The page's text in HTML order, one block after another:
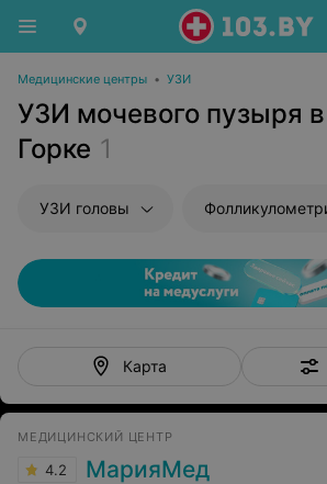
Медицинские центры • УЗИ
УЗИ мочевого пузыря
Горке 1
УЗИ головы
Карта
МЕДИЦИНСКИЙ ЦЕНТР
4.2 МарияМед